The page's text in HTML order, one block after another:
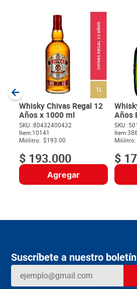
Whisky Chivas Regal 12
Años x 1000 ml
SKU :80432400432
Item:10141
Mililitro: $193.00
$ 193.000
Agregar
Años
SKU :
Item:
Mililitro:
$
Suscríbete a nuestro